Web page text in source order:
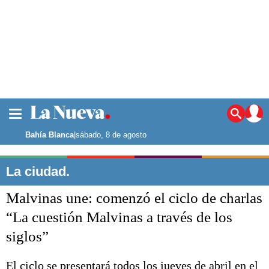
Noticias
La ciudad
Punta Alta
El mundo
Seguridad
Deportes
Liga del Sur
Bahía Blanca|sábado, 8 de agosto
La ciudad.
Malvinas une: comenzó el ciclo de charlas
“La cuestión Malvinas a través de los
siglos”
El ciclo se presentará todos los jueves de abril en el